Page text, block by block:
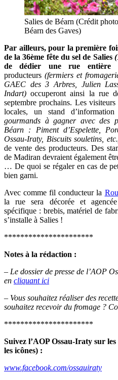
Salies de Béarn (Crédit
Béarn des Gaves)
Par ailleurs, pour la première
de la 36ème fête du sel de Salies
de dédier une rue entière
producteurs (fermiers et
GAEC des 3 Arbres, Julien
Indart) occuperont ainsi la rue
septembre prochains. Les
locales, un stand
gourmands à gagner avec des
Béarn : Piment d’Espelette,
Ossau-Iraty, Biscuits souletins,
de vente des producteurs. Des
de Madiran devraient également
… De quoi se régaler en cas de
bien garni.
Avec comme fil conducteur la
la rue sera décorée et
spécifique : brebis, matériel de
s’installe à Salies !
**********************
Notes à la rédaction :
– Le dossier de presse de l’AOP
en cliquant ici
– Vous souhaitez réaliser des
souhaitez recevoir du fromage ?
**********************
Suivez l’AOP Ossau-Iraty sur
les icônes) :
www.facebook.com/ossauiraty